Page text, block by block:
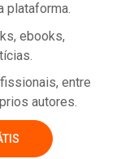
plataforma.
ebooks,
entre
autores.